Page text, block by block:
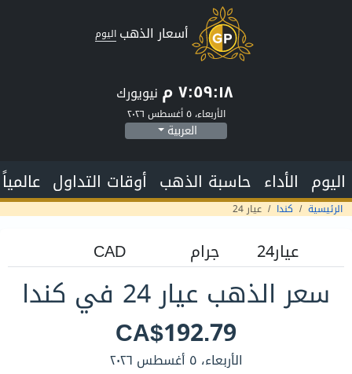
أسعار الذهب اليوم
٧:٥٩:١٩ م نيويورك
الأربعاء، ٥ أغسطس ٢٠٢٦
العربية
اليوم الأداء حاسبة الذهب أوقات التداول عالمياً
الرئيسية كندا عيار 24
سعر الذهب عيار 24 في كندا
CA$192.79
الأربعاء، ٥ أغسطس ٢٠٢٦